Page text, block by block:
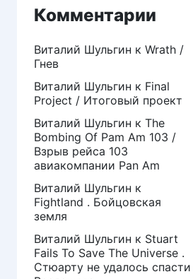
Комментарии
Виталий Шульгин к Wrath /
Гнев
Виталий Шульгин к Final
Project / Итоговый проект
Виталий Шульгин к The
Bombing Of Pam Am 103 /
Взрыв рейса 103
авиакомпании Pan Am
Виталий Шульгин к
Fightland . Бойцовская
земля
Виталий Шульгин к Stuart
Fails To Save The Universe .
Стюарту не удалось спасти